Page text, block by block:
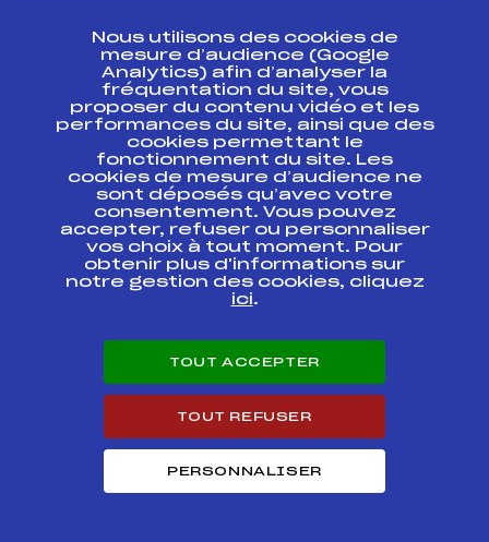
FIS0309.FFS
CHAMPIONNAT D
EUROPE BIATHLON
FFS
FIS0307.FFS
CHAMPIONNAT D
EUROPE BIATHLON
FIS0302.FFS
CHAMPIONNAT D
EUROPE BIATHLON
FFS
FIS0260.FFS IBU CUP BIATHLON FFS
FIS0256.FFS IBU CUP BIATHLON FFS
Nous utilisons des cookies de
mesure d’audience (Google
Analytics) afin d’analyser la
fréquentation du site, vous
proposer du contenu vidéo et les
performances du site, ainsi que des
cookies permettant le
fonctionnement du site. Les
cookies de mesure d’audience ne
sont déposés qu’avec votre
consentement. Vous pouvez
accepter, refuser ou personnaliser
vos choix à tout moment. Pour
obtenir plus d'informations sur
notre gestion des cookies, cliquez
ici.
TOUT ACCEPTER
TOUT REFUSER
PERSONNALISER